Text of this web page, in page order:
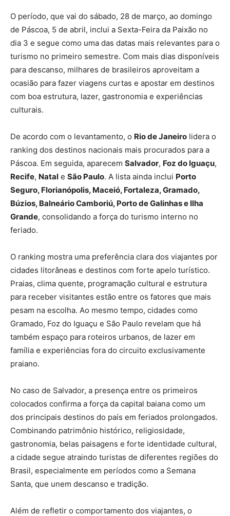
O período, que vai do sábado, 28 de março, ao domingo
de Páscoa, 5 de abril, inclui a Sexta-Feira da Paixão no
dia 3 e segue como uma das datas mais relevantes para o
turismo no primeiro semestre. Com mais dias disponíveis
para descanso, milhares de brasileiros aproveitam a
ocasião para fazer viagens curtas e apostar em destinos
com boa estrutura, lazer, gastronomia e experiências
culturais.
De acordo com o levantamento, o Rio de Janeiro lidera o
ranking dos destinos nacionais mais procurados para a
Páscoa. Em seguida, aparecem Salvador, Foz do Iguaçu,
Recife, Natal e São Paulo. A lista ainda inclui Porto
Seguro, Florianópolis, Maceió, Fortaleza, Gramado,
Búzios, Balneário Camboriú, Porto de Galinhas e Ilha
Grande, consolidando a força do turismo interno no
feriado.
O ranking mostra uma preferência clara dos viajantes por
cidades litorâneas e destinos com forte apelo turístico.
Praias, clima quente, programação cultural e estrutura
para receber visitantes estão entre os fatores que mais
pesam na escolha. Ao mesmo tempo, cidades como
Gramado, Foz do Iguaçu e São Paulo revelam que há
também espaço para roteiros urbanos, de lazer em
família e experiências fora do circuito exclusivamente
praiano.
No caso de Salvador, a presença entre os primeiros
colocados confirma a força da capital baiana como um
dos principais destinos do país em feriados prolongados.
Combinando patrimônio histórico, religiosidade,
gastronomia, belas paisagens e forte identidade cultural,
a cidade segue atraindo turistas de diferentes regiões do
Brasil, especialmente em períodos como a Semana
Santa, que unem descanso e tradição.
Além de refletir o comportamento dos viajantes, o